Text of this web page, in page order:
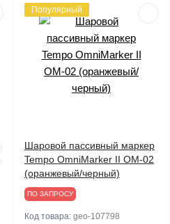
Популярный
Шаровой пассивный маркер
Tempo OmniMarker II OM-02
(оранжевый/черный)
ПО ЗАПРОСУ
Код товара: geo-107798